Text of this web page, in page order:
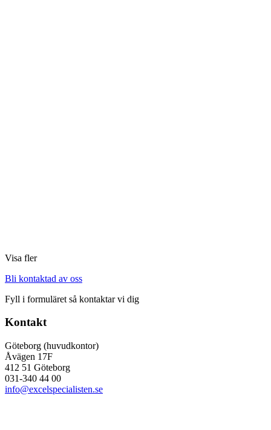
Visa fler
Bli kontaktad av oss
Fyll i formuläret så kontaktar vi dig
Kontakt
Göteborg (huvudkontor)
Åvägen 17F
412 51 Göteborg
031-340 44 00
info@excelspecialisten.se